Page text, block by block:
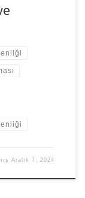
Aralık 7, 2024